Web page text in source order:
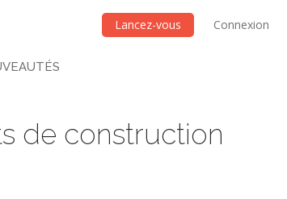
Lancez-vous Connexion
de construction